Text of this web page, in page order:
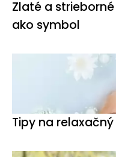
Zlaté a
ako symbol
Tipy na